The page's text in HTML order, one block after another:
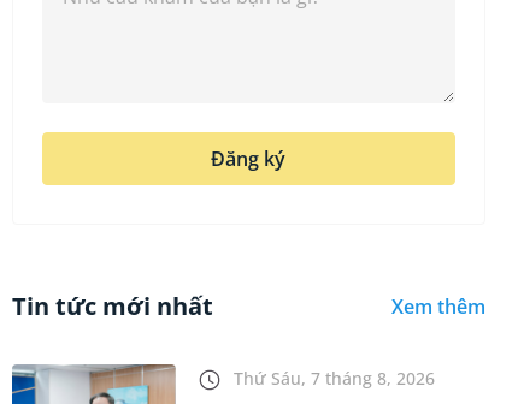
Đăng ký
Tin tức mới nhất Xem thêm
Thứ Sáu, 7 tháng 8, 2026